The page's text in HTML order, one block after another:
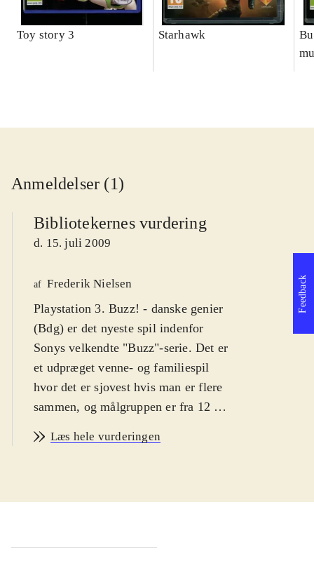
Toy story 3 Starhawk
Anmeldelser (1)
Bibliotekernes vurdering
d. 15. juli 2009
af Frederik Nielsen
Playstation 3. Buzz! - danske genier
(Bdg) er det nyeste spil indenfor
Sonys velkendte "Buzz"-serie. Det er
et udpræget venne- og familiespil
hvor det er sjovest hvis man er flere
sammen, og målgruppen er fra 12 år.
PEGI: 12+ med ikon for vold
over 4000 nye spørgsmål, men nu
on-line. Selvom titlen indikerer at det
Læs hele vurderingen
Feedback